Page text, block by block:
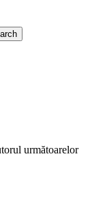
următoarelor